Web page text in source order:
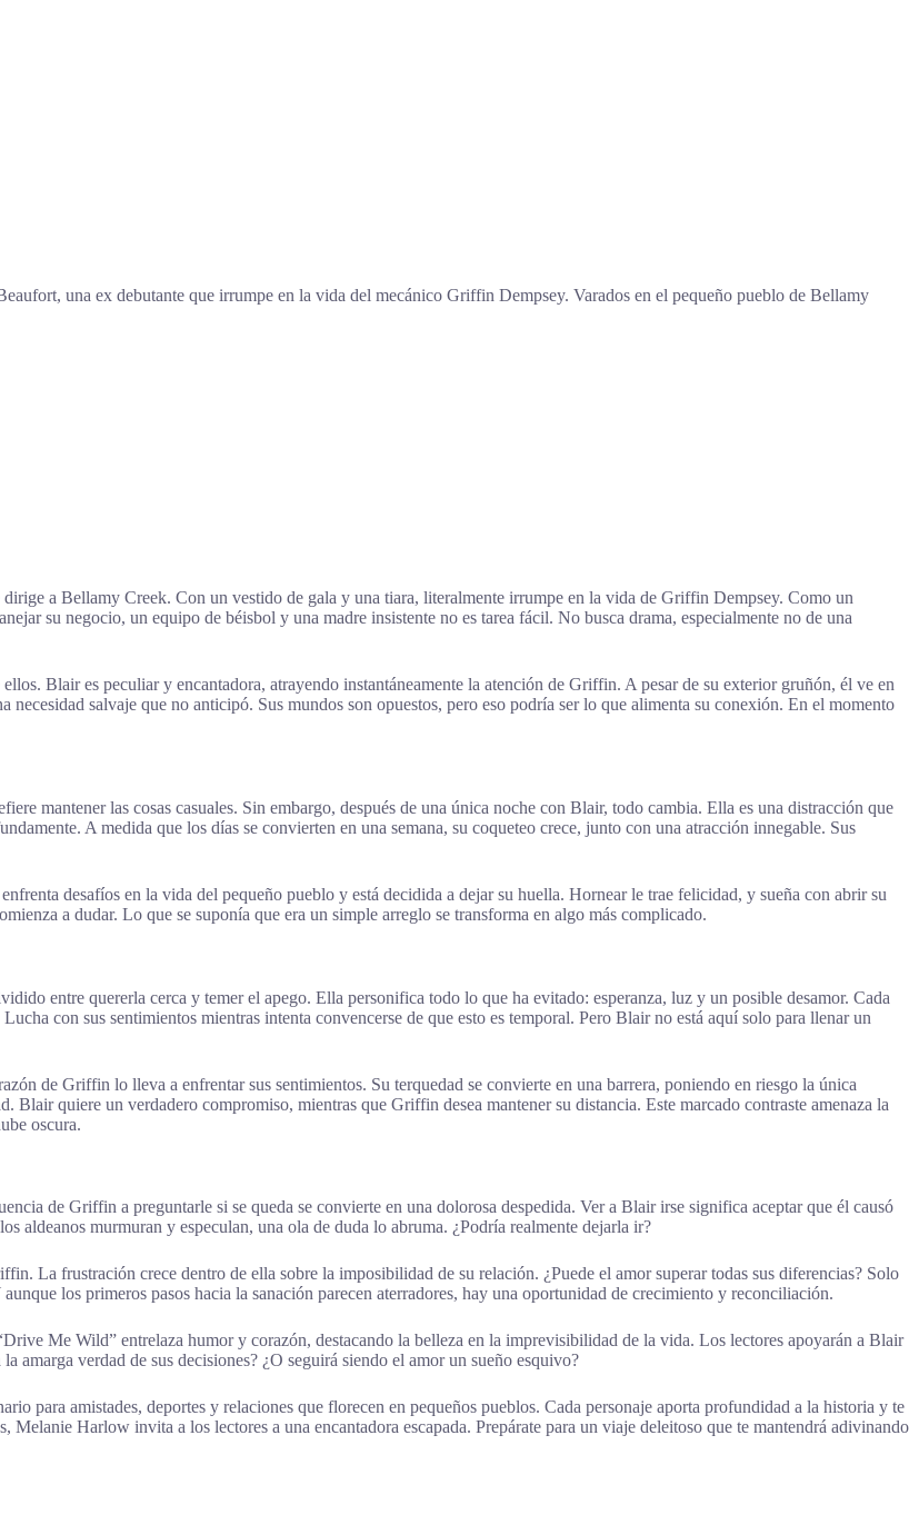
una ex debutante que irrumpe en la vida del mecánico Griffin Dempsey. Varados en el pequeño pueblo de Bellamy
a Bellamy Creek. Con un vestido de gala y una tiara, literalmente irrumpe en la vida de Griffin Dempsey. Como un
su negocio, un equipo de béisbol y una madre insistente no es tarea fácil. No busca drama, especialmente no de una
Blair es peculiar y encantadora, atrayendo instantáneamente la atención de Griffin. A pesar de su exterior gruñón, él ve en
salvaje que no anticipó. Sus mundos son opuestos, pero eso podría ser lo que alimenta su conexión. En el momento
mantener las cosas casuales. Sin embargo, después de una única noche con Blair, todo cambia. Ella es una distracción que
A medida que los días se convierten en una semana, su coqueteo crece, junto con una atracción innegable. Sus
desafíos en la vida del pequeño pueblo y está decidida a dejar su huella. Hornear le trae felicidad, y sueña con abrir su
a dudar. Lo que se suponía que era un simple arreglo se transforma en algo más complicado.
entre quererla cerca y temer el apego. Ella personifica todo lo que ha evitado: esperanza, luz y un posible desamor. Cada
con sus sentimientos mientras intenta convencerse de que esto es temporal. Pero Blair no está aquí solo para llenar un
de Griffin lo lleva a enfrentar sus sentimientos. Su terquedad se convierte en una barrera, poniendo en riesgo la única
quiere un verdadero compromiso, mientras que Griffin desea mantener su distancia. Este marcado contraste amenaza la
oscura.
de Griffin a preguntarle si se queda se convierte en una dolorosa despedida. Ver a Blair irse significa aceptar que él causó
aldeanos murmuran y especulan, una ola de duda lo abruma. ¿Podría realmente dejarla ir?
La frustración crece dentro de ella sobre la imposibilidad de su relación. ¿Puede el amor superar todas sus diferencias? Solo
los primeros pasos hacia la sanación parecen aterradores, hay una oportunidad de crecimiento y reconciliación.
Me Wild” entrelaza humor y corazón, destacando la belleza en la imprevisibilidad de la vida. Los lectores apoyarán a Blair
amarga verdad de sus decisiones? ¿O seguirá siendo el amor un sueño esquivo?
para amistades, deportes y relaciones que florecen en pequeños pueblos. Cada personaje aporta profundidad a la historia y te
Melanie Harlow invita a los lectores a una encantadora escapada. Prepárate para un viaje deleitoso que te mantendrá adivinando